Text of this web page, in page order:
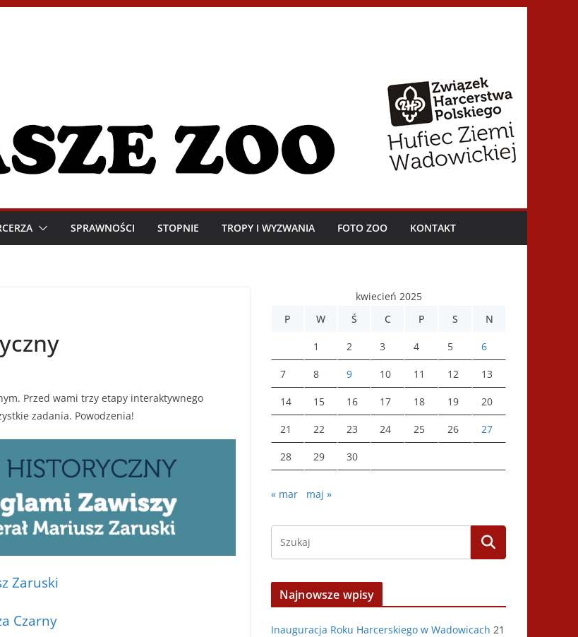
SPRAWNOŚCI STOPNIE TROPY I WYZWANIA FOTO ZOO KONTAKT
Przed wami trzy etapy interaktywnego
zadania. Powodzenia!
Zaruski
Czarny
kwiecień 2025
P
W Ś C P S N
1 2 3 4 5 6
7 8 9 10 11 12 13
14 15 16 17 18 19 20
21 22 23 24 25 26 27
28 29 30
« mar maj »
Najnowsze wpisy
Inauguracja Roku Harcerskiego w Wadowicach 21